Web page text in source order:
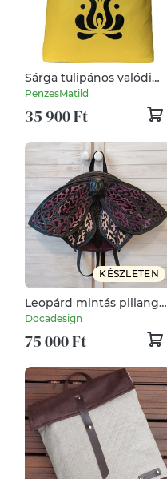
Sárga tulipános valódi
bőr hátizsák
PenzesMatild
35 900 Ft
KÉSZLETEN
Leopárd mintás pillangó
valódi bőr hátizsák –
Labradorit ásvánnyal
Docadesign
75 000 Ft